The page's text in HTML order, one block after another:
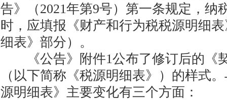
告》（2021年第9号）第一条规定，纳
时，应填报《财产和行为税税源明细
细表》部分）。
《公告》附件1公布了修订后的《
（以下简称《税源明细表》）的样式
源明细表》主要变化有三个方面：